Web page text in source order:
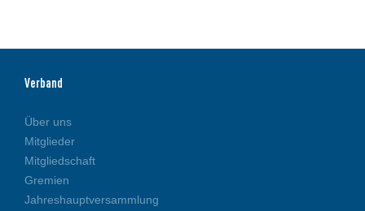
Verband
Über uns
Mitglieder
Mitgliedschaft
Gremien
Jahreshauptversammlung